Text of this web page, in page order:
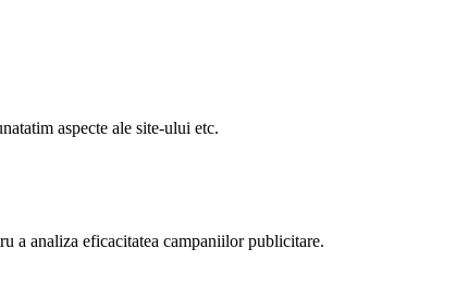
aspecte ale site-ului etc.
a analiza eficacitatea campaniilor publicitare.